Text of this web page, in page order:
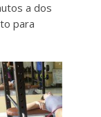
a dos
para